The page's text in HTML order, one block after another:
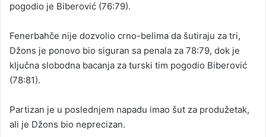
pogodio je Biberović (76:79).
Fenerbahče nije dozvolio crno-belima da šutiraju za tri,
Džons je ponovo bio siguran sa penala za 78:79, dok je
ključna slobodna bacanja za turski tim pogodio Biberović
(78:81).
Partizan je u poslednjem napadu imao šut za produžetak,
ali je Džons bio neprecizan.